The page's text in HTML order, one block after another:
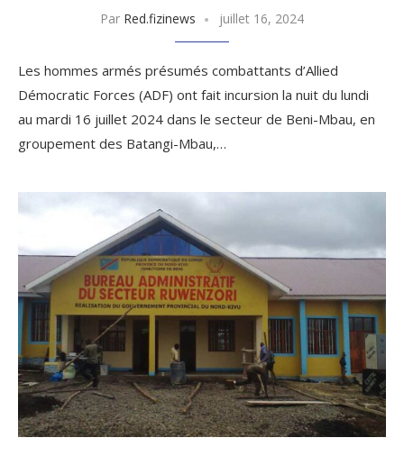
Par Red.fizinews juillet 16, 2024
Les hommes armés présumés combattants d’Allied
Démocratic Forces (ADF) ont fait incursion la nuit du lundi
au mardi 16 juillet 2024 dans le secteur de Beni-Mbau, en
groupement des Batangi-Mbau,…